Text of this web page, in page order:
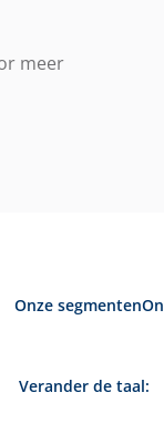
meer
Onze segmenten
Verander de taal: